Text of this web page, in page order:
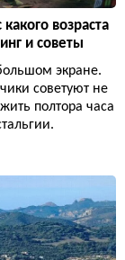
возраста
и советы
экране.
советуют не
полтора часа